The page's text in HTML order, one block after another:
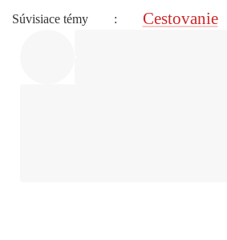
Súvisiace témy : Cestovanie